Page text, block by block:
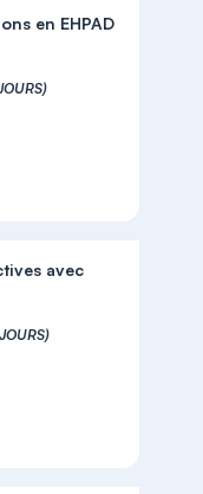
en EHPAD
avec